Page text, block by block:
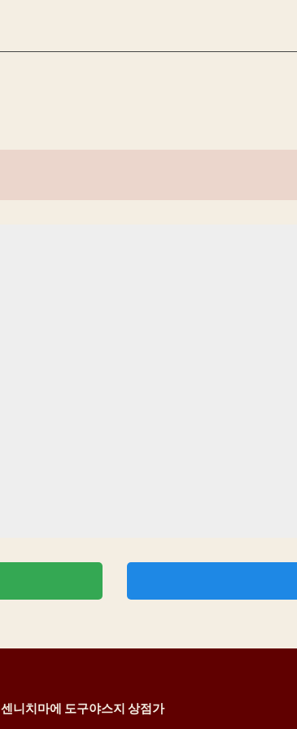
센니치마에 도구야스지 상점가